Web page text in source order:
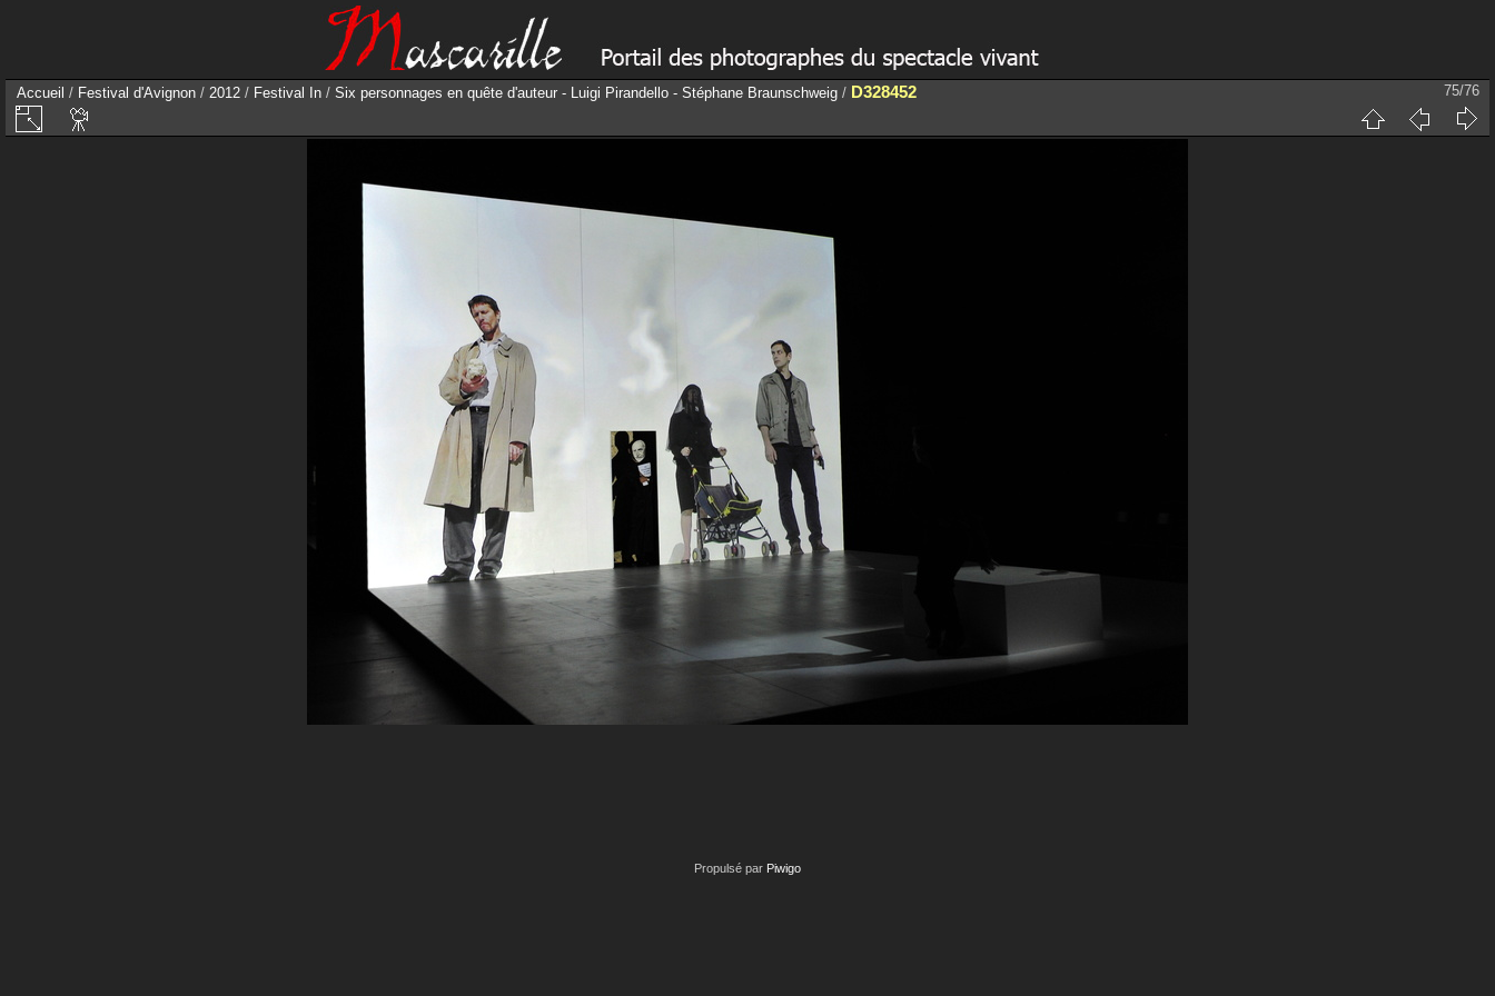
Accueil / Festival d'Avignon / 2012 / Festival In / Six personnages en quête d'auteur - Luigi Pirandello - Stéphane Braunschweig / D328452 75/76
Propulsé par Piwigo